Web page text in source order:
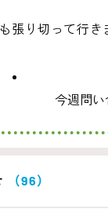
張り切って行き
今週問
（96）